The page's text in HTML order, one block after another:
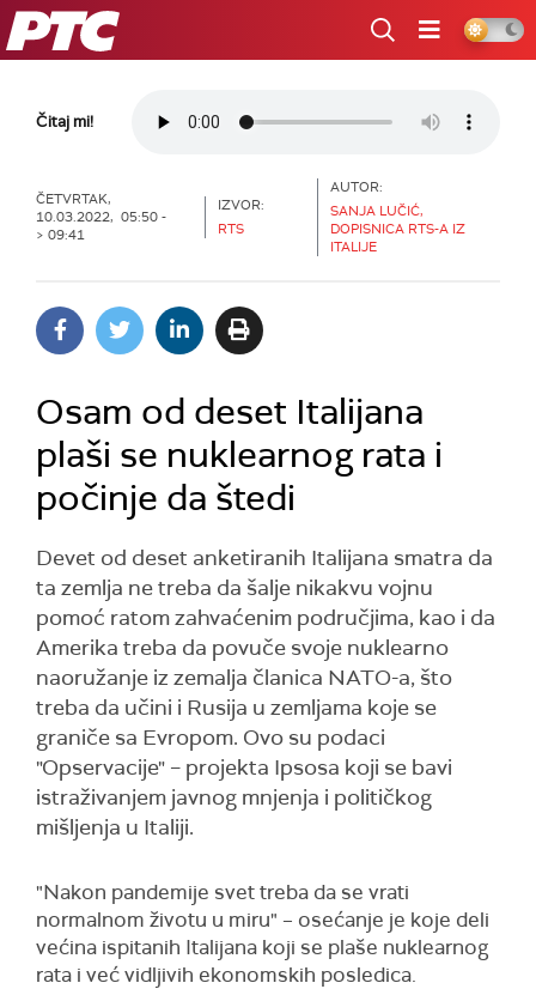
RTS
Čitaj mi!
ČETVRTAK,
10.03.2022, 05:50 -
> 09:41
IZVOR:
RTS
AUTOR:
SANJA LUČIĆ,
DOPISNICA RTS-A IZ
ITALIJE
Osam od deset Italijana
plaši se nuklearnog rata i
počinje da štedi
Devet od deset anketiranih Italijana smatra da
ta zemlja ne treba da šalje nikakvu vojnu
pomoć ratom zahvaćenim područjima, kao i da
Amerika treba da povuče svoje nuklearno
naoružanje iz zemalja članica NATO-a, što
treba da učini i Rusija u zemljama koje se
graniče sa Evropom. Ovo su podaci
"Opservacije" – projekta Ipsosa koji se bavi
istraživanjem javnog mnjenja i političkog
mišljenja u Italiji.
"Nakon pandemije svet treba da se vrati
normalnom životu u miru" – osećanje je koje deli
većina ispitanih Italijana koji se plaše nuklearnog
rata i već vidljivih ekonomskih posledica.